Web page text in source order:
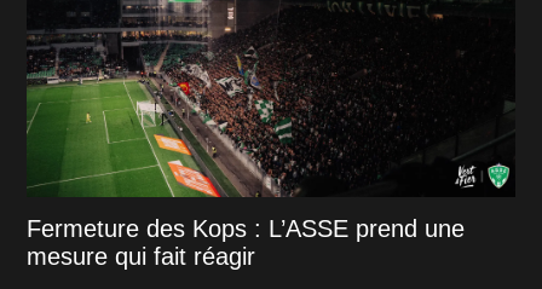
Fermeture des Kops : L’ASSE prend une
mesure qui fait réagir